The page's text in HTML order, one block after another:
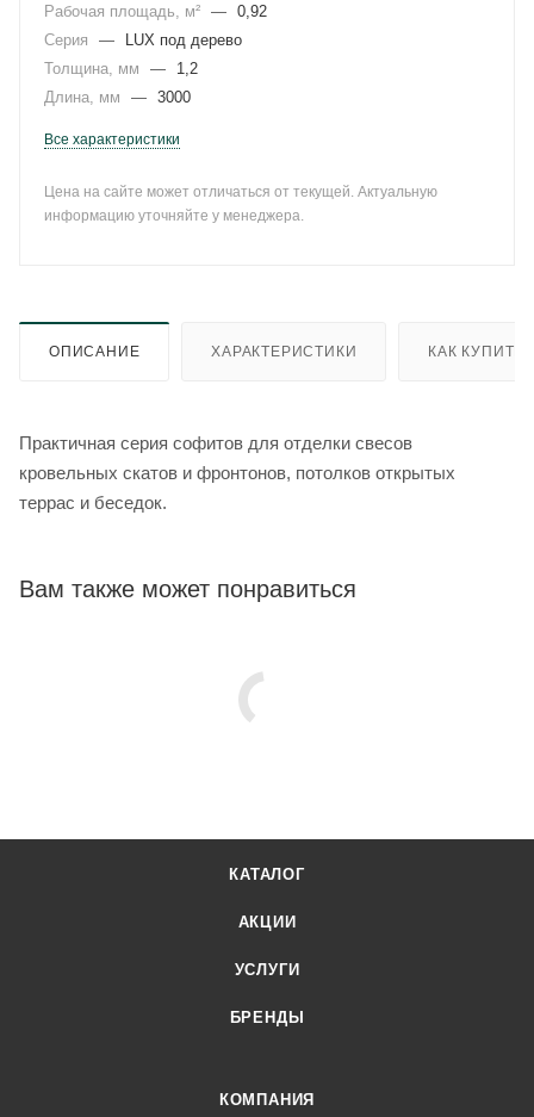
Рабочая площадь, м² — 0,92
Серия
—
LUX под дерево
Толщина, мм
—
1,2
Длина, мм
— 3000
Все характеристики
Цена на сайте может отличаться от текущей. Актуальную
информацию уточняйте у менеджера.
ОПИСАНИЕ ХАРАКТЕРИСТИКИ КАК КУПИТЬ
Практичная серия софитов для отделки свесов
кровельных скатов и фронтонов, потолков открытых
террас и беседок.
Вам также может понравиться
КАТАЛОГ
АКЦИИ
УСЛУГИ
БРЕНДЫ
КОМПАНИЯ